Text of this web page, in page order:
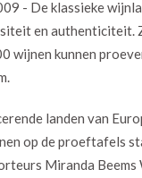
- De klassieke
en
wijnen kunnen
landen van
op de proeftafels
Miranda